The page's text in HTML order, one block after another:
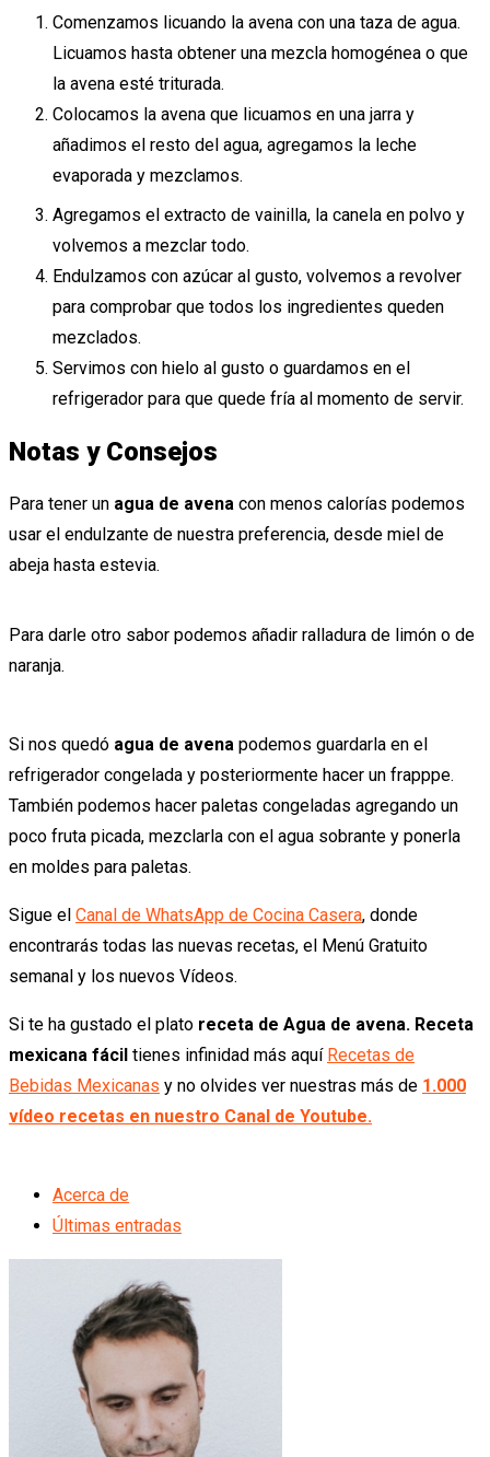
Comenzamos licuando la avena con una taza de agua.
Licuamos hasta obtener una mezcla homogénea o que
la avena esté triturada.
Colocamos la avena que licuamos en una jarra y
añadimos el resto del agua, agregamos la leche
evaporada y mezclamos.
Agregamos el extracto de vainilla, la canela en polvo y
volvemos a mezclar todo.
Endulzamos con azúcar al gusto, volvemos a revolver
para comprobar que todos los ingredientes queden
mezclados.
Servimos con hielo al gusto o guardamos en el
refrigerador para que quede fría al momento de servir.
Notas y Consejos
Para tener un agua de avena con menos calorías podemos
usar el endulzante de nuestra preferencia, desde miel de
abeja hasta estevia.
Para darle otro sabor podemos añadir ralladura de limón o de
naranja.
Si nos quedó agua de avena podemos guardarla en el
refrigerador congelada y posteriormente hacer un frapppe.
También podemos hacer paletas congeladas agregando un
poco fruta picada, mezclarla con el agua sobrante y ponerla
en moldes para paletas.
Sigue el Canal de WhatsApp de Cocina Casera, donde
encontrarás todas las nuevas recetas, el Menú Gratuito
semanal y los nuevos Vídeos.
Si te ha gustado el plato receta de Agua de avena. Receta
mexicana fácil tienes infinidad más aquí Recetas de
Bebidas Mexicanas y no olvides ver nuestras más de 1.000
vídeo recetas en nuestro Canal de Youtube.
Acerca de
Últimas entradas